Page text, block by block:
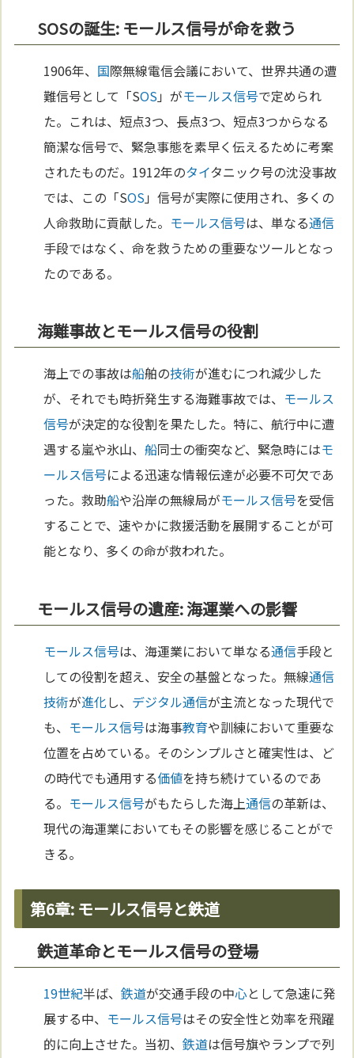
SOSの誕生: モールス信号が命を救う
1906年、 国際無線電信会議において、世界共通の遭
難信号として「SOS」がモールス信号で定められ
た。これは、短点3つ、長点3つ、短点3つからなる
簡潔な信号で、緊急事態を素早く伝えるために考案
されたものだ。1912年のタイタニック号の沈没事故
では、この「SOS」信号が実際に使用され、多くの
人命救助に貢献した。 モールス信号は、単なる通信
手段ではなく、命を救うための重要なツールとなっ
たのである。
海難事故とモールス信号の役割
海上での事故は船舶の技術が進むにつれ減少した
が、それでも時折発生する海難事故では、 モールス
信号が決定的な役割を果たした。特に、航行中に遭
遇する嵐や氷山、船同士の衝突など、緊急時にはモ
ールス信号による迅速な情報伝達が必要不可欠であ
った。救助船や沿岸の無線局がモールス信号を受信
することで、速やかに救援活動を展開することが可
能となり、多くの命が救われた。
モールス信号の遺産: 海運業への影響
モールス信号は、海運業において単なる通信手段と
しての役割を超え、安全の基盤となった。無線通信
技術が進化し、 デジタル通信が主流となった現代で
も、 モールス信号は海事教育や訓練において重要な
位置を占めている。そのシンプルさと確実性は、ど
の時代でも通用する価値を持ち続けているのであ
る。 モールス信号がもたらした海上通信の革新は、
現代の海運業においてもその影響を感じることがで
きる。
第6章: モールス信号と鉄道
鉄道革命とモールス信号の登場
19世紀半ば、鉄道が交通手段の中心として急速に発
展する中、 モールス信号はその安全性と効率を飛躍
的に向上させた。当初、鉄道は信号旗やランプで列